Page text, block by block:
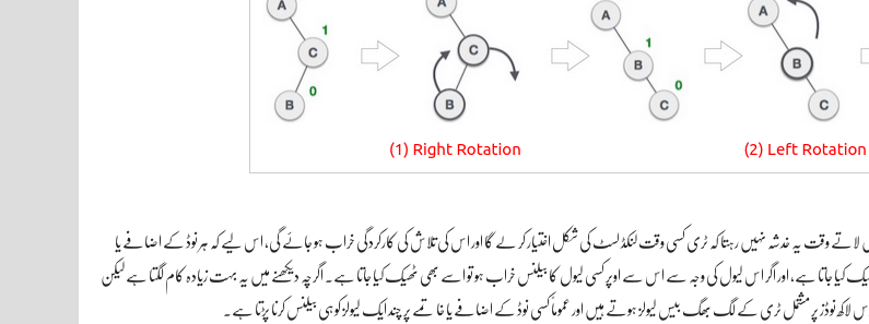
لاتے وقت یہ خدشہ نہیں رہتا کہ ٹری کسی وقت لنکڈ لسٹ کی شکل اختیار کر لے گا اور اس کی تلاش کی کارکردگی خراب ہو جائے گی، اس لیے کہ ہر نوڈ کے اضافے یا
جاتا ہے، اور اگر اس لیول کی وجہ سے اس سے اوپر کسی لیول کا بیلنس خراب ہو تو اسے بھی ٹھیک کیا جاتا ہے۔ اگرچہ دیکھنے میں یہ بہت زیادہ کام لگتا ہے لیکن
نوڈز پر مشتمل ٹری کے لگ بھگ بیس لیولز ہوتے ہیں اور عموماً کسی نوڈ کے اضافے یا خاتمے پر چند ایک لیولز کو ہی بیلنس کرنا پڑتا ہے۔